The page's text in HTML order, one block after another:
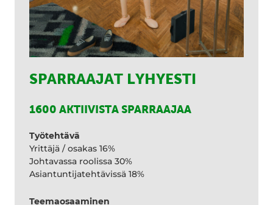
SPARRAAJAT LYHYESTI
1600 AKTIIVISTA SPARRAAJAA
Työtehtävä
Yrittäjä / osakas 16%
Johtavassa roolissa 30%
Asiantuntijatehtävissä 18%
Teemaosaaminen